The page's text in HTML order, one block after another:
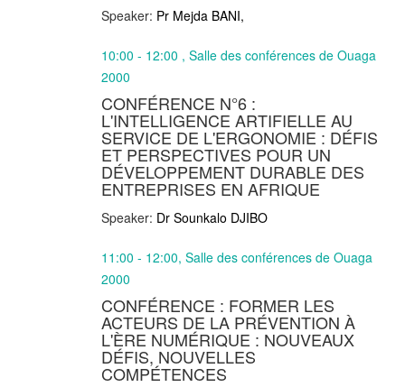
Speaker: Pr Mejda BANI,
10:00 - 12:00 , Salle des conférences de Ouaga
2000
CONFÉRENCE N°6 :
L'INTELLIGENCE ARTIFIELLE AU
SERVICE DE L'ERGONOMIE : DÉFIS
ET PERSPECTIVES POUR UN
DÉVELOPPEMENT DURABLE DES
ENTREPRISES EN AFRIQUE
Speaker: Dr Sounkalo DJIBO
11:00 - 12:00, Salle des conférences de Ouaga
2000
CONFÉRENCE : FORMER LES
ACTEURS DE LA PRÉVENTION À
L'ÈRE NUMÉRIQUE : NOUVEAUX
DÉFIS, NOUVELLES
COMPÉTENCES